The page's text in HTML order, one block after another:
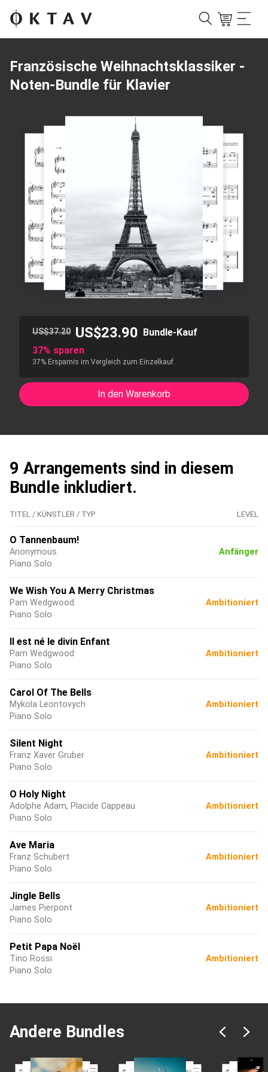
Französische Weihnachtsklassiker -
Noten-Bundle für Klavier
US$37.20 US$23.90
Bundle-Kauf
37% sparen
37% Ersparnis im Vergleich zum Einzelkauf.
In den Warenkorb
9 Arrangements sind in diesem
Bundle inkludiert.
TITEL / KÜNSTLER / TYP LEVEL
O Tannenbaum!
Anonymous
Piano Solo
Anfänger
We Wish You A Merry Christmas
Pam Wedgwood
Piano Solo
Ambitioniert
Il est né le divin Enfant
Pam Wedgwood
Piano Solo
Ambitioniert
Carol Of The Bells
Mykola Leontovych
Piano Solo
Ambitioniert
Silent Night
Franz Xaver Gruber
Piano Solo
Ambitioniert
O Holy Night
Adolphe Adam, Placide Cappeau
Piano Solo
Ambitioniert
Ave Maria
Franz Schubert
Piano Solo
Ambitioniert
Jingle Bells
James Pierpont
Piano Solo
Ambitioniert
Petit Papa Noël
Tino Rossi
Piano Solo
Ambitioniert
Andere Bundles